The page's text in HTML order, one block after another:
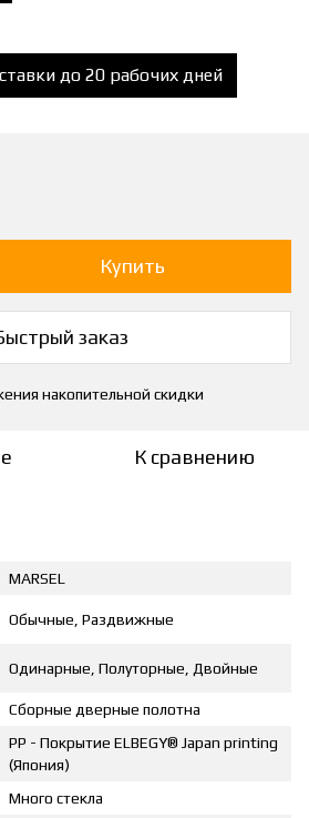
до 20 рабочих дней
Купить
заказ
накопительной скидки
К сравнению
MARSEL
Обычные, Раздвижные
Одинарные, Полуторные, Двойные
Сборные дверные полотна
PP - Покрытие ELBEGY® Japan printing
(Япония)
Много стекла